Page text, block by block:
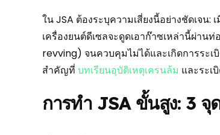
ใน JSA ต้องระบุความเสี่ยงนี้อย่างชัดเจ
เครื่องยนต์ดีเซลจะดูดเอาก๊าซเหล่านี้ผ่านท่
revving) จนควบคุมไม่ได้และเกิดการระเ
สำคัญที่ บทเรียนอุบัติเหตุเครนล้ม และระเ
การทำ JSA ขั้นสูง: 3 จุ